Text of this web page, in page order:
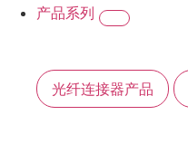
产品系列
光纤连接器产品